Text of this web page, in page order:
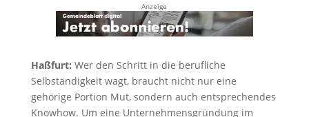
Anzeige
Haßfurt: Wer den Schritt in die berufliche
Selbständigkeit wagt, braucht nicht nur eine
gehörige Portion Mut, sondern auch entsprechendes
Knowhow. Um eine Unternehmensgründung im